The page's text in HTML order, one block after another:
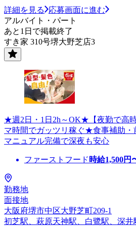
詳細を見る
応募画面に進む
アルバイト・パート
あと1日で掲載終了
すき家 310号堺大野芝店3
★週2日・1日2h～OK★【夜勤で高
マ時間でガッツリ稼ぐ★食事補助
マニュアル完備で深夜も安心
ファーストフード 時給1,500円
勤務地
面接地
大阪府堺市中区大野芝町209-1
初芝駅、萩原天神駅、白鷺駅、深井